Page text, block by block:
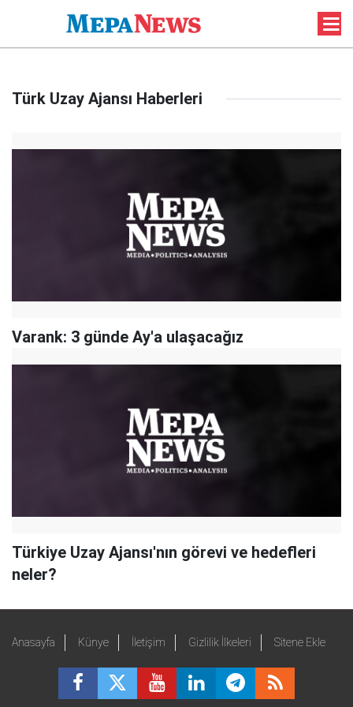
Türk Uzay Ajansı Haberleri
Varank: 3 günde Ay'a ulaşacağız
Türkiye Uzay Ajansı'nın görevi ve hedefleri
neler?
Anasayfa Künye İletişim Gizlilik İlkeleri Sitene Ekle